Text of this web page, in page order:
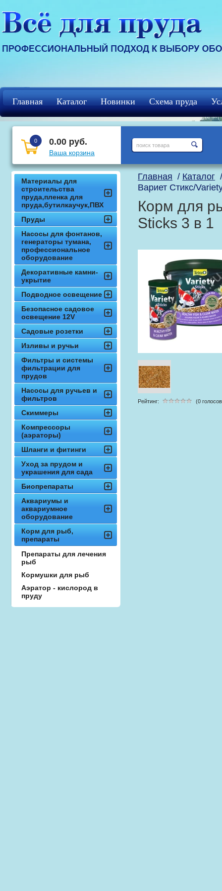
Главная Каталог Новинки Схема пруда
Регистрация кцф
0 0.00 руб.
Ваша корзина
Главная / Каталог
Вариет Стикс/
Корм для
Sticks 3 в 1
Рейтинг: (0
Материалы для
строительства
пруда,пленка для
пруда,бутилкаучук,ПВХ
Пруды
Насосы для фонтанов,
генераторы тумана,
профессиональное
оборудование
Декоративные камни-
укрытие
Подводное освещение
Безопасное садовое
освещение 12V
Садовые розетки
Изливы и ручьи
Фильтры и системы
фильтрации для
прудов
Насосы для ручьев и
фильтров
Скиммеры
Компрессоры
(аэраторы)
Шланги и фитинги
Уход за прудом и
украшения для сада
Биопрепараты
Аквариумы и
аквариумное
оборудование
Корм для рыб,
препараты
Препараты для лечения
рыб
Кормушки для рыб
Аэратор - кислород в
пруду